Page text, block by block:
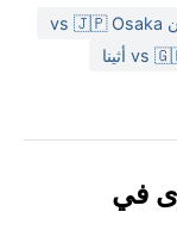
ومظلة أو
من الشمس
مما يسمح
المنطقة
إلى فيضانات
رياح قوية
في